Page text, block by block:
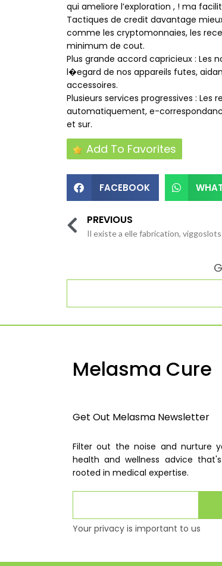
qui ameliore l’exploration , ! ma
Tactiques de credit davantage
comme les cryptomonnaies, les
minimum de cout.
Plus grande accord capricieux : Les
l�egard de nos appareils futes,
accessoires.
Plusieurs services progressives :
automatiquement, e-
et sur.
Add To Favorites
FACEBOOK
PREVIOUS
Melasma Cure
Get Out Melasma Newsletter
Filter out the noise and nurture
health and wellness advice
rooted in medical expertise.
Your privacy is important to us